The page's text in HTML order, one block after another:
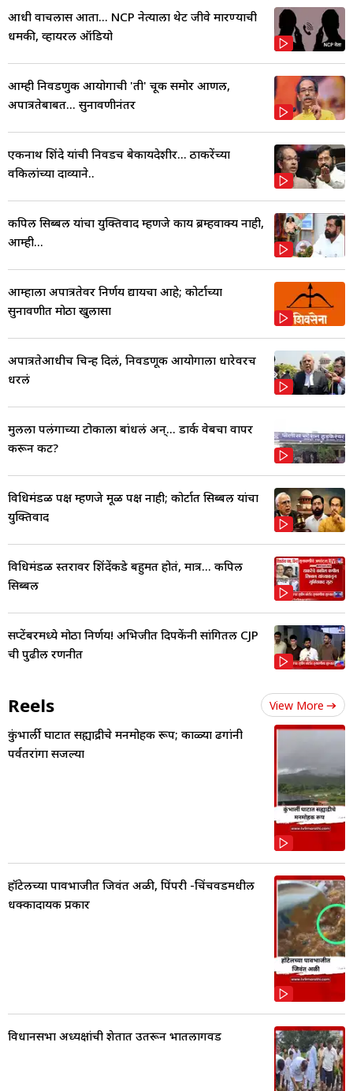
आधी वाचलास आता... NCP नेत्याला थेट जीवे मारण्याची
धमकी, व्हायरल ऑडियो
आम्ही निवडणुक आयोगाची 'ती' चूक समोर आणली,
अपात्रतेबाबत... सुनावणीनंतर
एकनाथ शिंदे यांची निवडच बेकायदेशीर... ठाकरेंच्या
वकिलांच्या दाव्याने..
कपिल सिब्बल यांचा युक्तिवाद म्हणजे काय ब्रम्हवाक्य नाही,
आम्ही...
आम्हाला अपात्रतेवर निर्णय द्यायचा आहे; कोर्टाच्या
सुनावणीत मोठा खुलासा
अपात्रतेआधीच चिन्ह दिलं, निवडणूक आयोगाला धारेवरच
धरलं
मुलीला पलंगाच्या टोकाला बांधलं अन्... डार्क वेबचा वापर
करून कट?
विधिमंडळ पक्ष म्हणजे मूळ पक्ष नाही; कोर्टात सिब्बल यांचा
युक्तिवाद
विधिमंडळ स्तरावर शिंदेंकडे बहुमत होतं, मात्र... कपिल
सिब्बल
सप्टेंबरमध्ये मोठा निर्णय! अभिजीत दिपकेंनी सांगितली CJP
ची पुढील रणनीत
Reels View More
कुंभार्ली घाटात सह्याद्रीचे मनमोहक रूप; काळ्या ढगांनी
पर्वतरांगा सजल्या
हॉटेलच्या पावभाजीत जिवंत अळी, पिंपरी -चिंचवडमधील
धक्कादायक प्रकार
विधानसभा अध्यक्षांची शेतात उतरून भातलागवड